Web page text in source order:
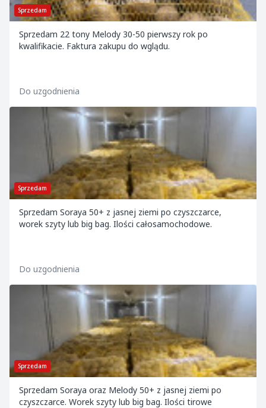
Sprzedam
Sprzedam 22 tony Melody 30-50 pierwszy rok po
kwalifikacie. Faktura zakupu do wglądu.
Do uzgodnienia
Sprzedam
Sprzedam Soraya 50+ z jasnej ziemi po czyszczarce,
worek szyty lub big bag. Ilości całosamochodowe.
Do uzgodnienia
Sprzedam
Sprzedam Soraya oraz Melody 50+ z jasnej ziemi po
czyszczarce. Worek szyty lub big bag. Ilości tirowe